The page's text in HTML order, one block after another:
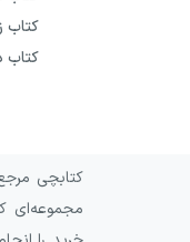
کتاب
کتاب
کتابچی
مجموعه‌ای